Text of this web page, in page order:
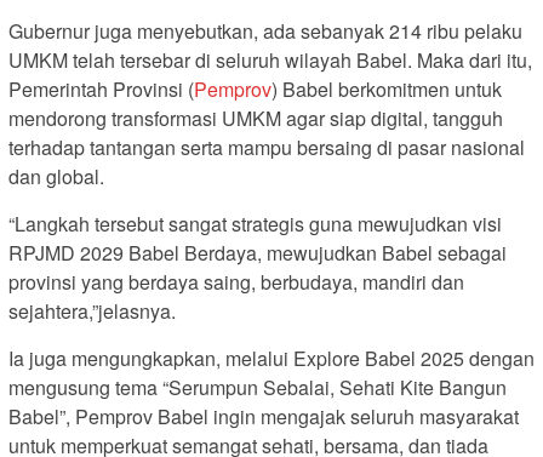
Gubernur juga menyebutkan, ada sebanyak 214 ribu pelaku
UMKM telah tersebar di seluruh wilayah Babel. Maka dari itu,
Pemerintah Provinsi (Pemprov) Babel berkomitmen untuk
mendorong transformasi UMKM agar siap digital, tangguh
terhadap tantangan serta mampu bersaing di pasar nasional
dan global.
“Langkah tersebut sangat strategis guna mewujudkan visi
RPJMD 2029 Babel Berdaya, mewujudkan Babel sebagai
provinsi yang berdaya saing, berbudaya, mandiri dan
sejahtera,”jelasnya.
Ia juga mengungkapkan, melalui Explore Babel 2025 dengan
mengusung tema “Serumpun Sebalai, Sehati Kite Bangun
Babel”, Pemprov Babel ingin mengajak seluruh masyarakat
untuk memperkuat semangat sehati, bersama, dan tiada